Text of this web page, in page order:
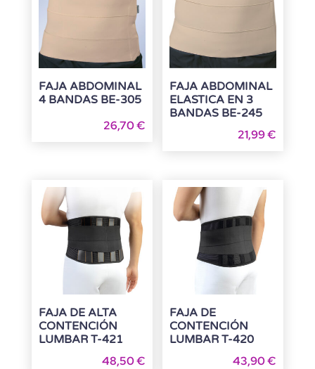
FAJA ABDOMINAL
4 BANDAS BE-305
26,70€
FAJA ABDOMINAL
ELASTICA EN 3
BANDAS BE-245
21,99€
FAJA DE ALTA
CONTENCIÓN
LUMBAR T-421
48,50€
FAJA DE
CONTENCIÓN
LUMBAR T-420
43,90€